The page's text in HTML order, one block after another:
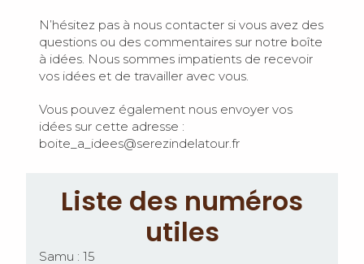
N’hésitez pas à nous contacter si vous avez des
questions ou des commentaires sur notre boîte
à idées. Nous sommes impatients de recevoir
vos idées et de travailler avec vous.
Vous pouvez également nous envoyer vos
idées sur cette adresse :
boite_a_idees@serezindelatour.fr
Liste des numéros
utiles
Samu : 15